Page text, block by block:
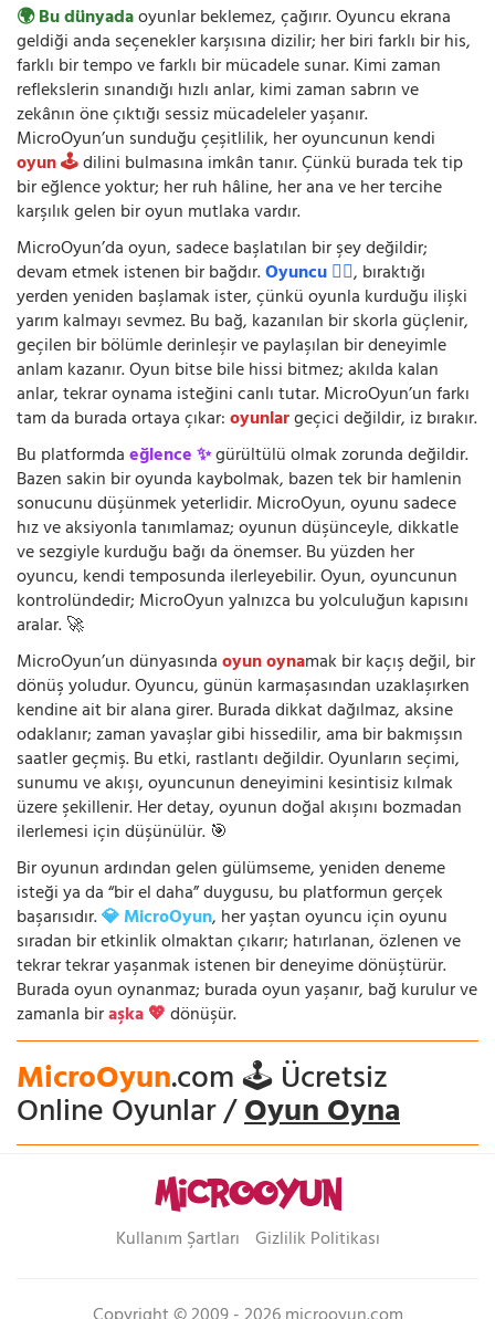
🌍 Bu dünyadaoyunlar beklemez, çağırır. Oyuncu ekrana
geldiği anda seçenekler karşısına dizilir; her biri farklı bir his,
farklı bir tempo ve farklı bir mücadele sunar. Kimi zaman
reflekslerin sınandığı hızlı anlar, kimi zaman sabrın ve
zekânın öne çıktığı sessiz mücadeleler yaşanır.
MicroOyun’un sunduğu çeşitlilik, her oyuncunun kendi
oyun 🕹️dilini bulmasına imkân tanır. Çünkü burada tek tip
bir eğlence yoktur; her ruh hâline, her ana ve her tercihe
karşılık gelen bir oyun mutlaka vardır.
MicroOyun’da oyun, sadece başlatılan bir şey değildir;
devam etmek istenen bir bağdır.Oyuncu 🧍‍♂️, bıraktığı
yerden yeniden başlamak ister, çünkü oyunla kurduğu ilişki
yarım kalmayı sevmez. Bu bağ, kazanılan bir skorla güçlenir,
geçilen bir bölümle derinleşir ve paylaşılan bir deneyimle
anlam kazanır. Oyun bitse bile hissi bitmez; akılda kalan
anlar, tekrar oynama isteğini canlı tutar. MicroOyun’un farkı
tam da burada ortaya çıkar:oyunlargeçici değildir, iz bırakır.
Bu platformdaeğlence ✨gürültülü olmak zorunda değildir.
Bazen sakin bir oyunda kaybolmak, bazen tek bir hamlenin
sonucunu düşünmek yeterlidir. MicroOyun, oyunu sadece
hız ve aksiyonla tanımlamaz; oyunun düşünceyle, dikkatle
ve sezgiyle kurduğu bağı da önemser. Bu yüzden her
oyuncu, kendi temposunda ilerleyebilir. Oyun, oyuncunun
kontrolündedir; MicroOyun yalnızca bu yolculuğun kapısını
aralar. 🚀
MicroOyun’un dünyasındaoyun oynamak bir kaçış değil, bir
dönüş yoludur. Oyuncu, günün karmaşasından uzaklaşırken
kendine ait bir alana girer. Burada dikkat dağılmaz, aksine
odaklanır; zaman yavaşlar gibi hissedilir, ama bir bakmışsın
saatler geçmiş. Bu etki, rastlantı değildir. Oyunların seçimi,
sunumu ve akışı, oyuncunun deneyimini kesintisiz kılmak
üzere şekillenir. Her detay, oyunun doğal akışını bozmadan
ilerlemesi için düşünülür. 🎯
Bir oyunun ardından gelen gülümseme, yeniden deneme
isteği ya da “bir el daha” duygusu, bu platformun gerçek
başarısıdır.💎 MicroOyun, her yaştan oyuncu için oyunu
sıradan bir etkinlik olmaktan çıkarır; hatırlanan, özlenen ve
tekrar tekrar yaşanmak istenen bir deneyime dönüştürür.
Burada oyun oynanmaz; burada oyun yaşanır, bağ kurulur ve
zamanla biraşka 💖dönüşür.
MicroOyun.com 🕹️ Ücretsiz
Online Oyunlar /Oyun Oyna
Kullanım Şartları Gizlilik Politikası